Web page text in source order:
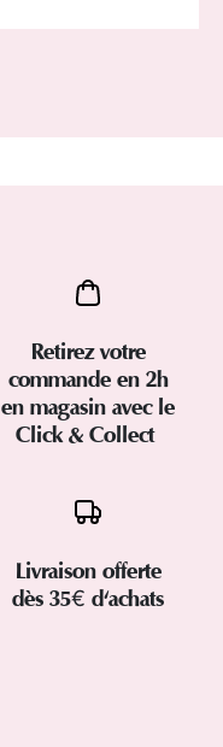
Retirez votre
commande en 2h
en magasin avec le
Click & Collect
Livraison offerte
dès 35€ d'achats